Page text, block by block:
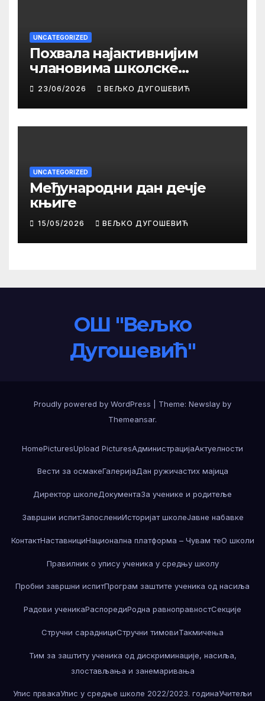
UNCATEGORIZED
Похвала најактивнијим
члановима школске
библиотеке
23/06/2026 ВЕЉКО ДУГОШЕВИЋ
UNCATEGORIZED
Међународни дан дечје
књиге
15/05/2026 ВЕЉКО ДУГОШЕВИЋ
ОШ "Вељко
Дугошевић"
Proudly powered by WordPress Theme: Newslay by
Themeansar.
HomePicturesUpload PicturesАдминистрацијаАктуелности
Вести за осмакеГалеријаДан ружичастих мајица
Директор школеДокументаЗа ученике и родитеље
Завршни испитЗапослениИсторијат школеЈавне набавке
КонтактНаставнициНационална платформа – Чувам теО школи
Правилник о упису ученика у средњу школу
Пробни завршни испитПрограм заштите ученика од насиља
Радови ученикаРаспоредиРодна равноправностСекције
Стручни сараднициСтручни тимовиТакмичења
Тим за заштиту ученика од дискриминације, насиља,
злостављања и занемаривања
Упис првакаУпис у средње школе 2022/2023. годинаУчитељи